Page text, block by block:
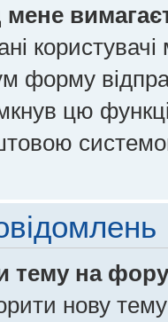
мене
форму
цю
тему на
нову